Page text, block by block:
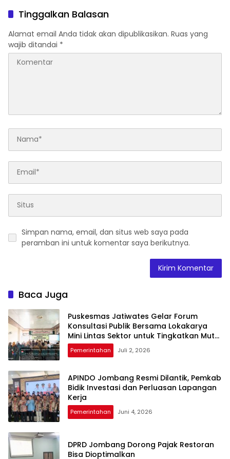
Tinggalkan Balasan
Alamat email Anda tidak akan dipublikasikan. Ruas yang
wajib ditandai *
Simpan nama, email, dan situs web saya pada
peramban ini untuk komentar saya berikutnya.
Baca Juga
Puskesmas Jatiwates Gelar Forum
Konsultasi Publik Bersama Lokakarya
Mini Lintas Sektor untuk Tingkatkan Mutu
Pelayanan Kesehatan Jombang
Pemerintahan Juli 2, 2026
APINDO Jombang Resmi Dilantik, Pemkab
Bidik Investasi dan Perluasan Lapangan
Kerja
Pemerintahan Juni 4, 2026
DPRD Jombang Dorong Pajak Restoran
Bisa Dioptimalkan